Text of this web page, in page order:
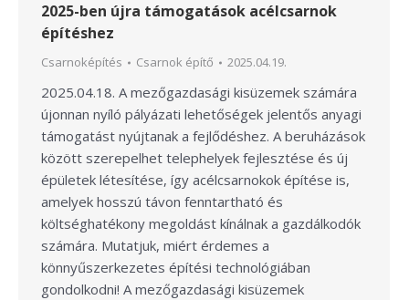
2025-ben újra támogatások acélcsarnok
építéshez
Csarnoképítés Csarnok építő 2025.04.19.
2025.04.18. A mezőgazdasági kisüzemek számára
újonnan nyíló pályázati lehetőségek jelentős anyagi
támogatást nyújtanak a fejlődéshez. A beruházások
között szerepelhet telephelyek fejlesztése és új
épületek létesítése, így acélcsarnokok építése is,
amelyek hosszú távon fenntartható és
költséghatékony megoldást kínálnak a gazdálkodók
számára. Mutatjuk, miért érdemes a
könnyűszerkezetes építési technológiában
gondolkodni! A mezőgazdasági kisüzemek